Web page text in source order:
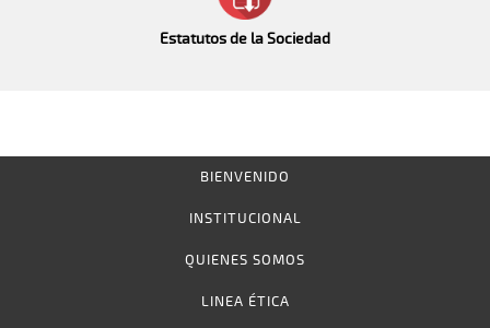
Estatutos de la Sociedad
BIENVENIDO
INSTITUCIONAL
QUIENES SOMOS
LINEA ÉTICA